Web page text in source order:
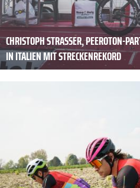
CHRISTOPH STRASSER, PEEROTON-
IN ITALIEN MIT STRECKENREKORD